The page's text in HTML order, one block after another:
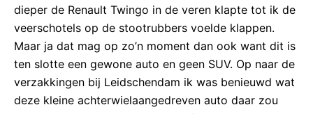
dieper de Renault Twingo in de veren klapte tot ik de
veerschotels op de stootrubbers voelde klappen.
Maar ja dat mag op zo’n moment dan ook want dit is
ten slotte een gewone auto en geen SUV. Op naar de
verzakkingen bij Leidschendam ik was benieuwd wat
deze kleine achterwielaangedreven auto daar zou